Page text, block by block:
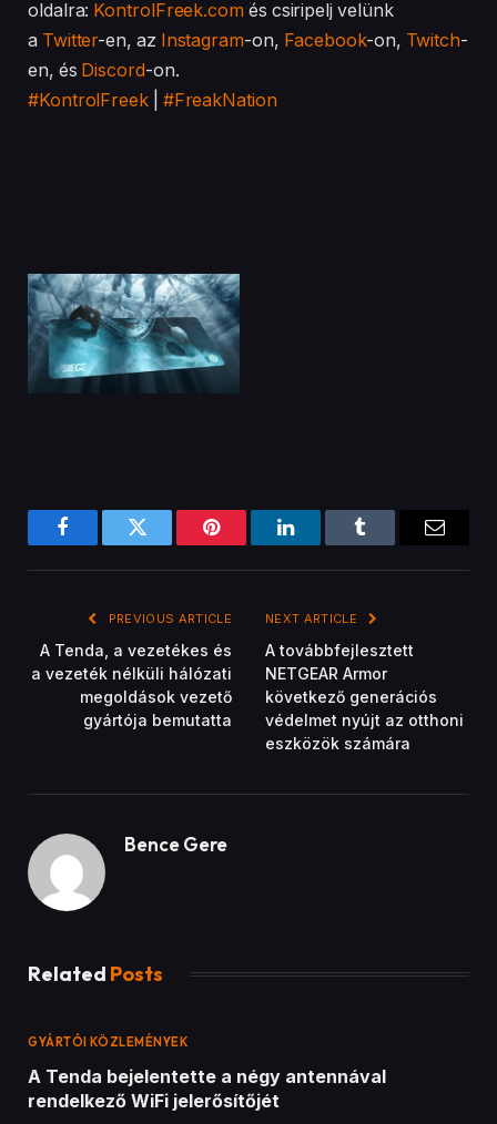
oldalra: KontrolFreek.com és csiripelj velünk
a Twitter-en, az Instagram-on, Facebook-on, Twitch-
en, és Discord-on.
#KontrolFreek| #FreakNation
FacebookTwitter Pinterest LinkedInTumblr Email
PREVIOUS ARTICLE
A Tenda, a vezetékes és
a vezeték nélküli hálózati
megoldások vezető
gyártója bemutatta
NEXT ARTICLE
A továbbfejlesztett
NETGEAR Armor
következő generációs
védelmet nyújt az otthoni
eszközök számára
Bence Gere
Related Posts
GYÁRTÓI KÖZLEMÉNYEK
A Tenda bejelentette a négy antennával
rendelkező WiFi jelerősítőjét